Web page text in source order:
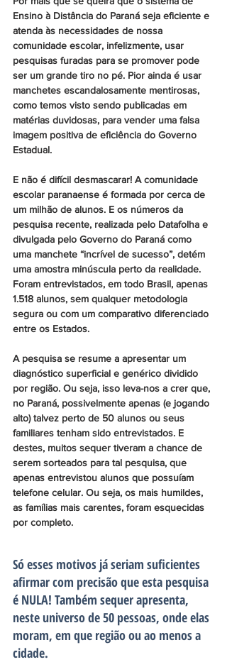
Ensino à Distância do Paraná seja eficiente e
atenda às necessidades de nossa
comunidade escolar, infelizmente, usar
pesquisas furadas para se promover pode
ser um grande tiro no pé. Pior ainda é usar
manchetes escandalosamente mentirosas,
como temos visto sendo publicadas em
matérias duvidosas, para vender uma falsa
imagem positiva de eficiência do Governo
Estadual.
E não é difícil desmascarar! A comunidade
escolar paranaense é formada por cerca de
um milhão de alunos. E os números da
pesquisa recente, realizada pelo Datafolha e
divulgada pelo Governo do Paraná como
uma manchete “incrível de sucesso”, detém
uma amostra minúscula perto da realidade.
Foram entrevistados, em todo Brasil, apenas
1.518 alunos, sem qualquer metodologia
segura ou com um comparativo diferenciado
entre os Estados.
A pesquisa se resume a apresentar um
diagnóstico superficial e genérico dividido
por região. Ou seja, isso leva-nos a crer que,
no Paraná, possivelmente apenas (e jogando
alto) talvez perto de 50 alunos ou seus
familiares tenham sido entrevistados. E
destes, muitos sequer tiveram a chance de
serem sorteados para tal pesquisa, que
apenas entrevistou alunos que possuíam
telefone celular. Ou seja, os mais humildes,
as famílias mais carentes, foram esquecidas
por completo.
Só esses motivos já seriam suficientes
afirmar com precisão que esta pesquisa
é NULA! Também sequer apresenta,
neste universo de 50 pessoas, onde elas
moram, em que região ou ao menos a
cidade.